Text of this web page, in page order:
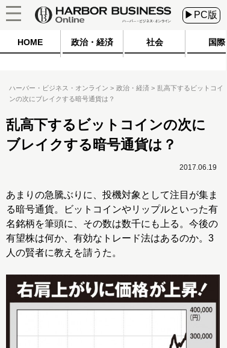
▶PC版
HOME 政治・経済 社会 国際
ハーバー・ビジネス・オンライン 政治・経済
乱高下するビットコイ
ンの次にブレイクする暗号通貨は？
乱高下するビットコインの次に
ブレイクする暗号通貨は？
2017.06.19
あまりの急騰ぶりに、投機対象として注目が集ま
る暗号通貨。ビットコインやリップルといった有
名銘柄を筆頭に、その数は数千にも上る。今後の
有望株は何か、有効なトレード法はあるのか。3
人の賢者に教えを請うた。